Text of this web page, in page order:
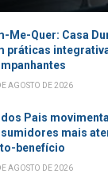
Me-Quer: Casa
práticas
AGOSTO DE 2026
dos Pais
mais
benefício
AGOSTO DE 2026